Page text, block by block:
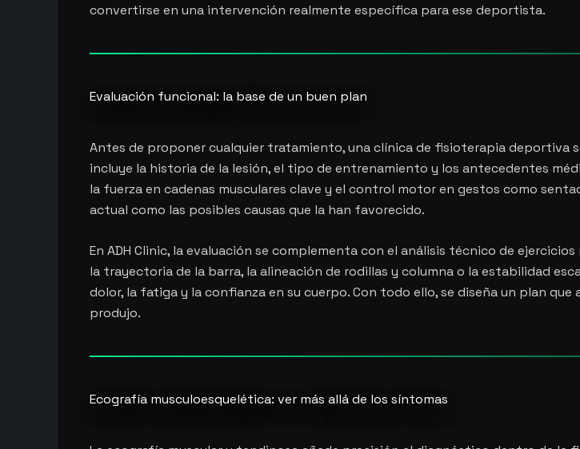
convertirse en una intervención realmente específica para ese deportista.
Evaluación funcional: la base de un buen plan
Antes de proponer cualquier tratamiento, una clínica de fisioterapia deportiva
incluye la historia de la lesión, el tipo de entrenamiento y los antecedentes
la fuerza en cadenas musculares clave y el control motor en gestos como
actual como las posibles causas que la han favorecido.
En ADH Clinic, la evaluación se complementa con el análisis técnico de
la trayectoria de la barra, la alineación de rodillas y columna o la estabilidad
dolor, la fatiga y la confianza en su cuerpo. Con todo ello, se diseña un plan
produjo.
Ecografía musculoesquelética: ver más allá de los síntomas